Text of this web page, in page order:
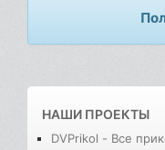
НАШИ ПРОЕКТЫ
DVPrikol - Все